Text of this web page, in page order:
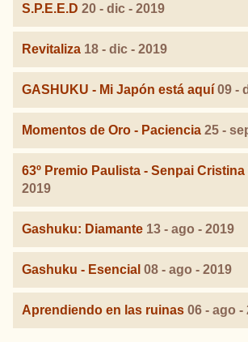
S.P.E.E.D 20 - dic - 2019
Revitaliza 18 - dic - 2019
GASHUKU - Mi Japón está aquí 09 -
Momentos de Oro - Paciencia 25 -
63º Premio Paulista - Senpai Cristina
2019
Gashuku: Diamante 13 - ago - 2019
Gashuku - Esencial 08 - ago - 2019
Aprendiendo en las ruinas 06 - ago -